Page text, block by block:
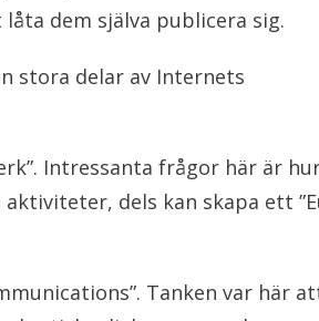
dem själva publicera sig.
stora delar av Internets
Intressanta frågor här är
dels kan skapa ett
Tanken var här